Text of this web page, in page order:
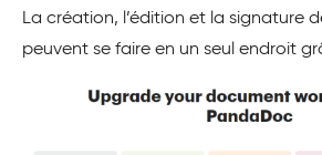
La création, l’édition et la signature
peuvent se faire en un seul endroit